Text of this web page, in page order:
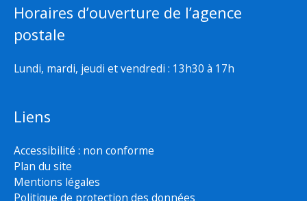
Horaires d’ouverture de l’agence
postale
Lundi, mardi, jeudi et vendredi : 13h30 à 17h
Liens
Accessibilité : non conforme
Plan du site
Mentions légales
Politique de protection des données